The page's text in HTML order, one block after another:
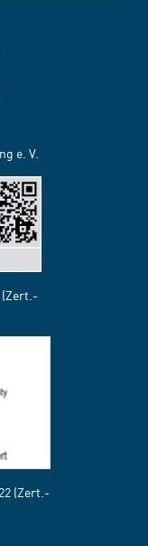
e. V.
(Zert.-
(Zert.-